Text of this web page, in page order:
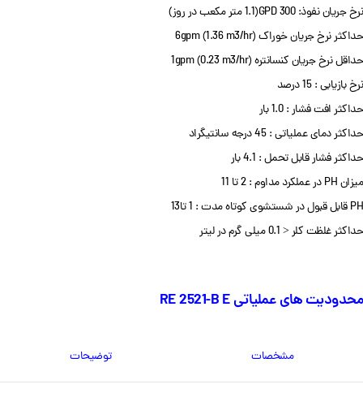
نرخ جریان نفوذ: GPD 300(1.1 متر مکعب در روز)
حداکثر نرخ جریان خوراک 6gpm (1.36 m3/hr)
حداقل نرخ جریان کنسانتره 1gpm (0.23 m3/hr)
نرخ بازیابی : 15 درصد
حداکثر افت فشار : 1.0 بار
حداکثر دمای عملیاتی : 45 درجه سانتیگراد
حداکثر فشار قابل تحمل : 4.1 بار
میزان PH در عملکرد مداوم : 2 تا 11
PH قابل قبول در شستشوی کوتاه مدت : 1 تا13
حداکثر غلظت کلر < 0.1 میلی گرم در لیتر
محدودیت های عملیاتی RE 2521-B E
مشخصات توضیحات